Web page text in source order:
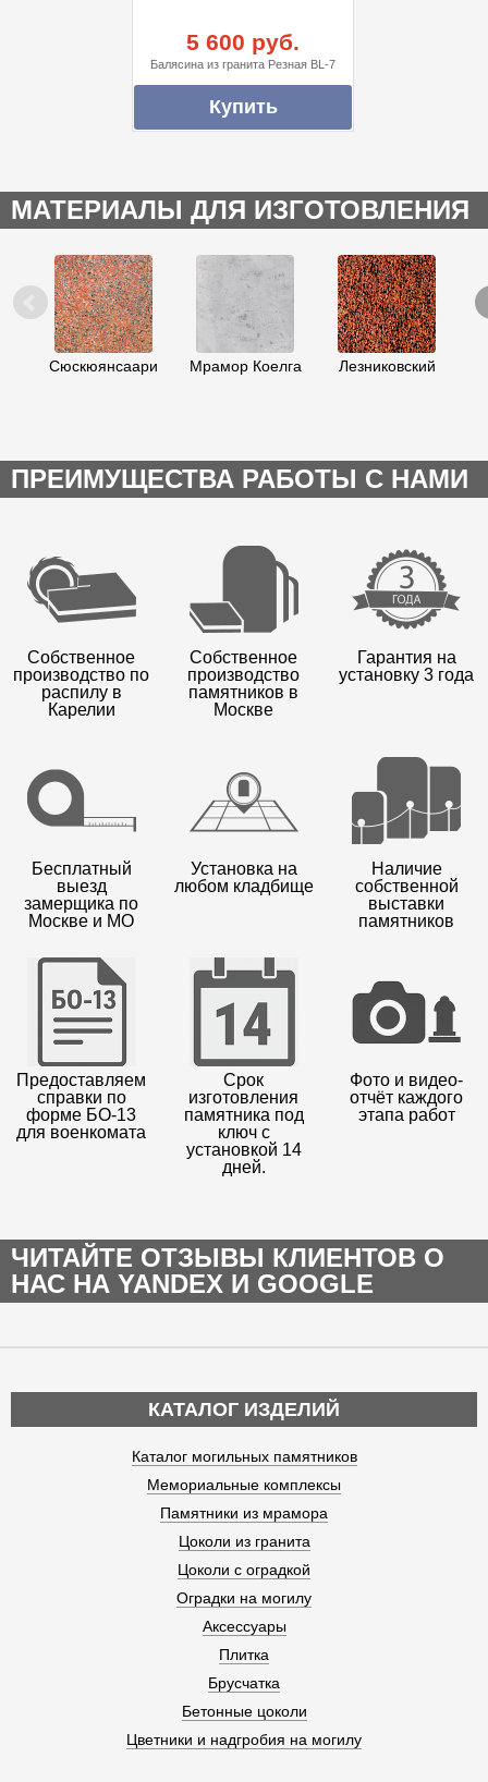
5 600 руб.
Балясина из гранита Резная BL-7
МАТЕРИАЛЫ ДЛЯ ИЗГОТОВЛЕНИЯ
Сюскюянсаари Мрамор Коелга Лезниковский
ПРЕИМУЩЕСТВА РАБОТЫ С НАМИ
Собственное
производство по
распилу в
Карелии
Собственное
производство
памятников в
Москве
Гарантия на
установку 3 года
Бесплатный
выезд
замерщика по
Москве и МО
Установка на
любом кладбище
Наличие
собственной
выставки
памятников
Предоставляем
справки по
форме БО-13
для военкомата
Срок
изготовления
памятника под
ключ с
установкой 14
дней.
Фото и видео-
отчёт каждого
этапа работ
ЧИТАЙТЕ ОТЗЫВЫ КЛИЕНТОВ О
НАС НА YANDEX И GOOGLE
КАТАЛОГ ИЗДЕЛИЙ
Каталог могильных памятников
Мемориальные комплексы
Памятники из мрамора
Цоколи из гранита
Цоколи с оградкой
Оградки на могилу
Аксессуары
Плитка
Брусчатка
Бетонные цоколи
Цветники и надгробия на могилу